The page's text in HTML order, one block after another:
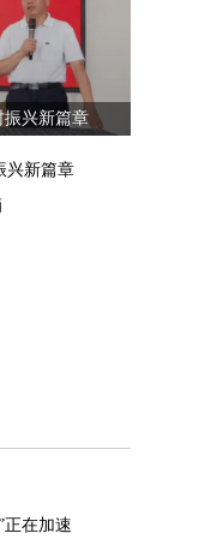
振兴新篇章
兴新篇章
正在加速